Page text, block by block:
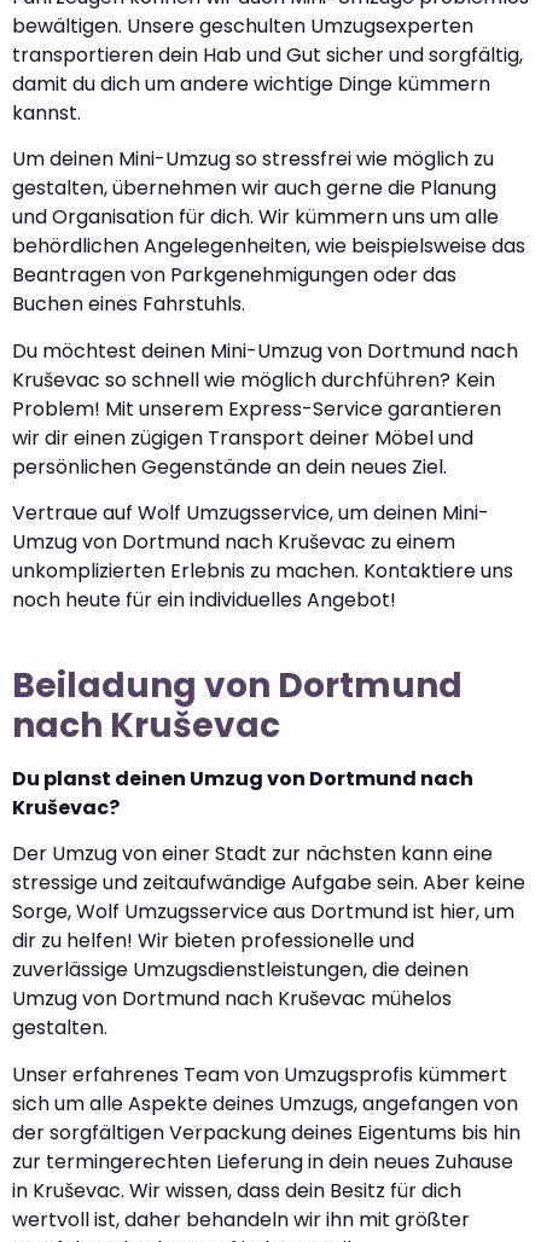
bewältigen. Unsere geschulten Umzugsexperten
transportieren dein Hab und Gut sicher und sorgfältig,
damit du dich um andere wichtige Dinge kümmern
kannst.
Um deinen Mini-Umzug so stressfrei wie möglich zu
gestalten, übernehmen wir auch gerne die Planung
und Organisation für dich. Wir kümmern uns um alle
behördlichen Angelegenheiten, wie beispielsweise das
Beantragen von Parkgenehmigungen oder das
Buchen eines Fahrstuhls.
Du möchtest deinen Mini-Umzug von Dortmund nach
Kruševac so schnell wie möglich durchführen? Kein
Problem! Mit unserem Express-Service garantieren
wir dir einen zügigen Transport deiner Möbel und
persönlichen Gegenstände an dein neues Ziel.
Vertraue auf Wolf Umzugsservice, um deinen Mini-
Umzug von Dortmund nach Kruševac zu einem
unkomplizierten Erlebnis zu machen. Kontaktiere uns
noch heute für ein individuelles Angebot!
Beiladung von Dortmund
nach Kruševac
Du planst deinen Umzug von Dortmund nach
Kruševac?
Der Umzug von einer Stadt zur nächsten kann eine
stressige und zeitaufwändige Aufgabe sein. Aber keine
Sorge, Wolf Umzugsservice aus Dortmund ist hier, um
dir zu helfen! Wir bieten professionelle und
zuverlässige Umzugsdienstleistungen, die deinen
Umzug von Dortmund nach Kruševac mühelos
gestalten.
Unser erfahrenes Team von Umzugsprofis kümmert
sich um alle Aspekte deines Umzugs, angefangen von
der sorgfältigen Verpackung deines Eigentums bis hin
zur termingerechten Lieferung in dein neues Zuhause
in Kruševac. Wir wissen, dass dein Besitz für dich
wertvoll ist, daher behandeln wir ihn mit größter